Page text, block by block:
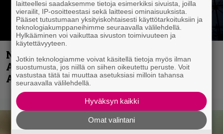
Näin lähtee Ghostin Tobias Forgelta
Accept – menossa mukana myös
Anthrax- ja Korn-miehistöä
laitteellesi saadaksemme tietoja esimerkiksi sivuista, joilla
vierailit, IP-osoitteestasi sekä laitteesi ominaisuuksista.
Pääset tutustumaan yksityiskohtaisesti käyttötarkoituksiin ja
teknologiakumppaneihimme seuraavalla välilehdellä.
Hylkääminen voi vaikuttaa sivuston toimivuuteen ja
käytettävyyteen.
Jotkin teknologiamme voivat käsitellä tietoja myös ilman
suostumusta, jos niillä on siihen oikeutettu peruste. Voit
vastustaa tätä tai muuttaa asetuksiasi milloin tahansa
seuraavalla välilehdellä.
Hyväksyn kaikki
Omat valintani